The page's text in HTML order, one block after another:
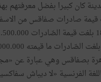
كان كبيرا بفضل
بصفاقس وهي عبارة عن
«لا ديباش سفاكسيان» في 23